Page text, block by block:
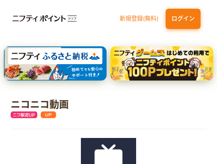
新規登録(無料) ログイン
dカード GOLD 三井住友カード ゴールド（NL）（家族カード発行）
【実質初月無料】DMM | Disney+(ディズニープラス) セットプラン
SBI証券 確定拠出年金（iDeCo）
ニコニコ動画